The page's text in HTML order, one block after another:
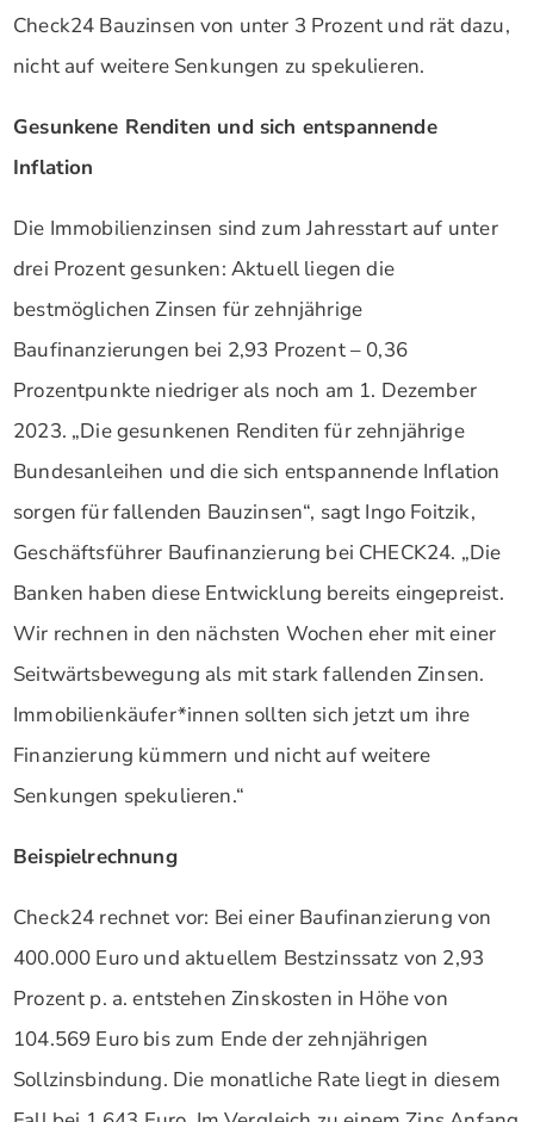
Check24 Bauzinsen von unter 3 Prozent und rät dazu,
nicht auf weitere Senkungen zu spekulieren.
Gesunkene Renditen und sich entspannende
Inflation
Die Immobilienzinsen sind zum Jahresstart auf unter
drei Prozent gesunken: Aktuell liegen die
bestmöglichen Zinsen für zehnjährige
Baufinanzierungen bei 2,93 Prozent – 0,36
Prozentpunkte niedriger als noch am 1. Dezember
2023. „Die gesunkenen Renditen für zehnjährige
Bundesanleihen und die sich entspannende Inflation
sorgen für fallenden Bauzinsen“, sagt Ingo Foitzik,
Geschäftsführer Baufinanzierung bei CHECK24. „Die
Banken haben diese Entwicklung bereits eingepreist.
Wir rechnen in den nächsten Wochen eher mit einer
Seitwärtsbewegung als mit stark fallenden Zinsen.
Immobilienkäufer*innen sollten sich jetzt um ihre
Finanzierung kümmern und nicht auf weitere
Senkungen spekulieren.“
Beispielrechnung
Check24 rechnet vor: Bei einer Baufinanzierung von
400.000 Euro und aktuellem Bestzinssatz von 2,93
Prozent p. a. entstehen Zinskosten in Höhe von
104.569 Euro bis zum Ende der zehnjährigen
Sollzinsbindung. Die monatliche Rate liegt in diesem